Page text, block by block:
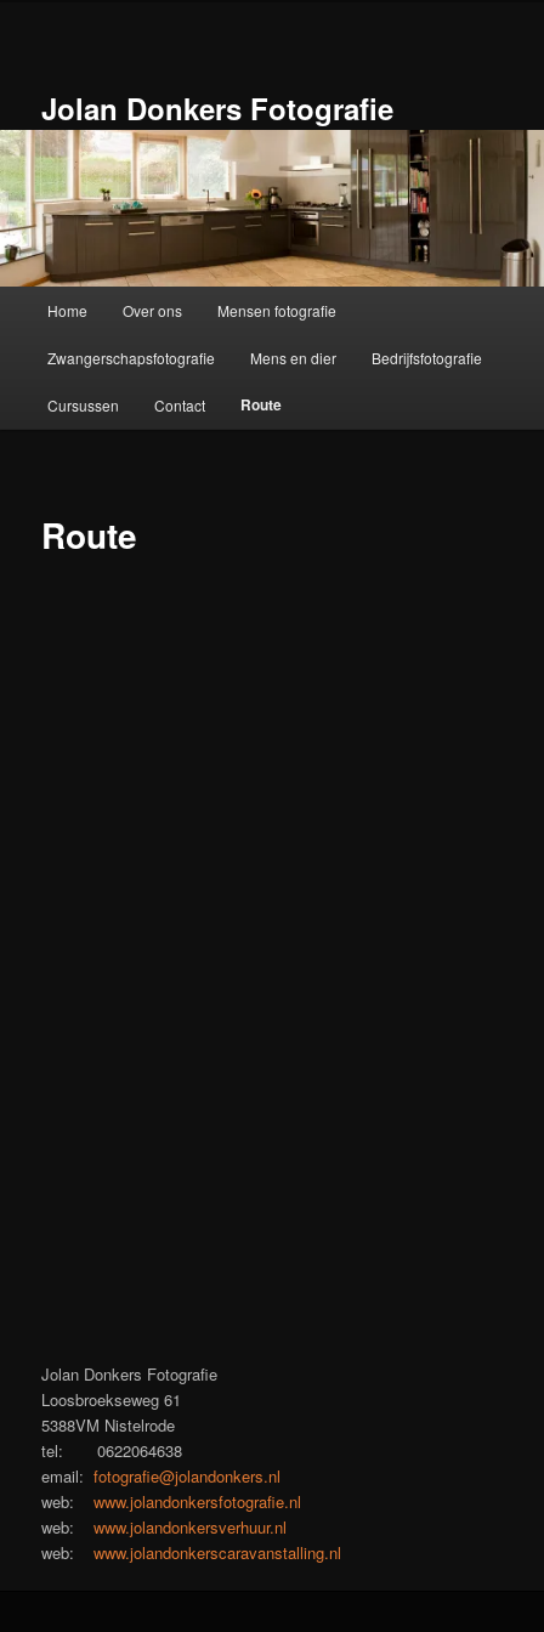
inhoudJolan Donkers Fotografie
Home Over ons Mensen fotografie
Zwangerschapsfotografie Mens en dier Bedrijfsfotografie
Cursussen Contact Route
Route
Jolan Donkers Fotografie
Loosbroekseweg 61
5388VM Nistelrode
tel: 0622064638
email:fotografie@jolandonkers.nl
web:www.jolandonkersfotografie.nl
web:www.jolandonkersverhuur.nl
web:www.jolandonkerscaravanstalling.nl